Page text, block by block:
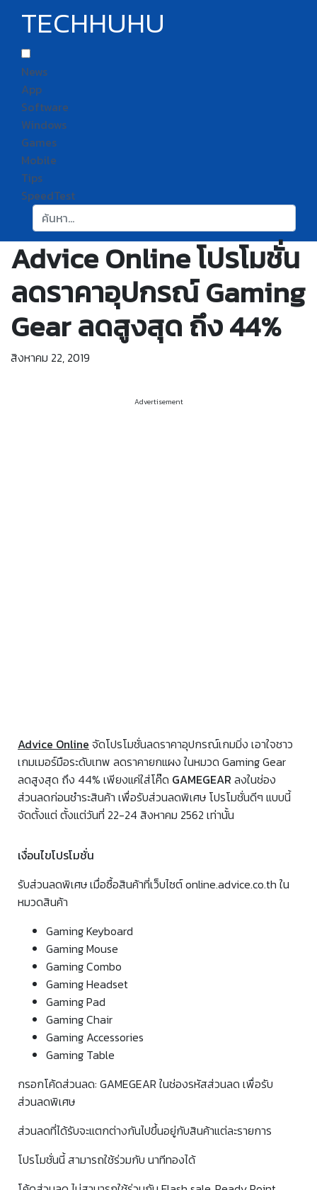
TECHHUHU
News
App
Software
Windows
Games
Mobile
Tips
SpeedTest
ค้นหา:
Advice Online โปรโมชั่น
ลดราคาอุปกรณ์ Gaming
Gear ลดสูงสุด ถึง 44%
สิงหาคม 22, 2019
Advertisement
Advice Online จัดโปรโมชั่นลดราคาอุปกรณ์เกมมิ่ง เอาใจชาว
เกมเมอร์มือระดับเทพ ลดราคายกแผง ในหมวด Gaming Gear
ลดสูงสุด ถึง 44% เพียงแค่ใส่โค๊ด GAMEGEAR ลงในช่อง
ส่วนลดก่อนชำระสินค้า เพื่อรับส่วนลดพิเศษ โปรโมชั่นดีๆ แบบนี้
จัดตั้งแต่ ตั้งแต่วันที่ 22-24 สิงหาคม 2562 เท่านั้น
เงื่อนไขโปรโมชั่น
รับส่วนลดพิเศษ เมื่อซื้อสินค้าที่เว็บไซต์ online.advice.co.th ใน
หมวดสินค้า
Gaming Keyboard
Gaming Mouse
Gaming Combo
Gaming Headset
Gaming Pad
Gaming Chair
Gaming Accessories
Gaming Table
​​​กรอกโค้ดส่วนลด: GAMEGEAR ในช่องรหัสส่วนลด เพื่อรับ
ส่วนลดพิเศษ
ส่วนลดที่ได้รับจะแตกต่างกันไปขึ้นอยู่กับสินค้าแต่ละรายการ
โปรโมชั่นนี้ สามารถใช้ร่วมกับ นาทีทองได้